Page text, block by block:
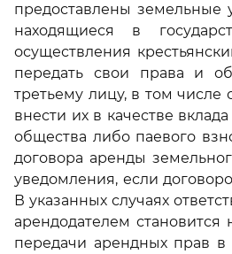
предоставлены земельные
находящиеся в
осуществления
передать свои права и
третьему лицу, в том числе
внести их в качестве
общества либо паевого
договора аренды
уведомления, если
В указанных случаях
арендодателем
передачи арендных прав в